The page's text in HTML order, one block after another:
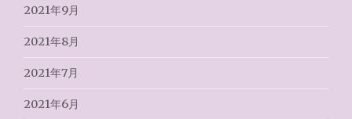
2021年9月
2021年8月
2021年7月
2021年6月